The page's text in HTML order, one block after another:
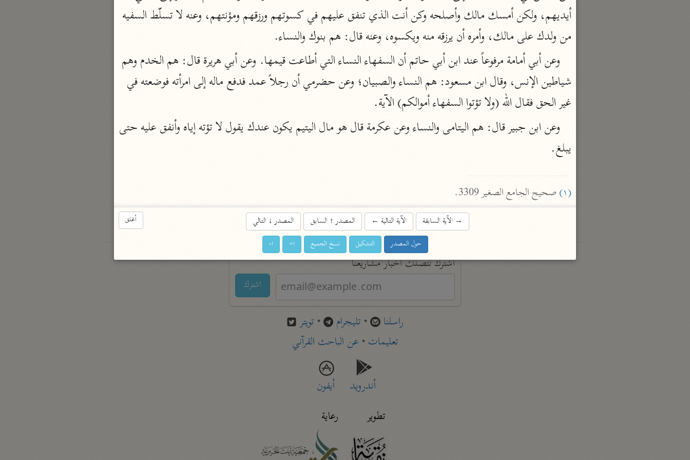
السمرقندي (٣٧٣ هـ)
نحو ٥ مجلدات
الكشف والبيان
الثعلبي (٤٢٧ هـ)
نحو ٨ مجلدات
الزمخشري (٥٣٨ هـ)
نحو ٨ مجلدات
الدر المنثور
جلال الدين السيوطي (٩١١ هـ)
تفسير القرآن العظيم مسندًا
ابن أبي حاتم الرازي (٣٢٧ هـ)
نحو ١٠ مجلدات
مقاتل بن سليمان (١٥٠ هـ)
اشترك لتصلك أخبار مشاريعنا
اشترك
راسلنا • تليجرام • تويتر
تعليمات• عن الباحث القرآني
أندرويد
أيفون
تطوير
رعاية
من ولدك على مالك، وأمره أن يرزقه منه ويكسوه، وعنه قال: هم بنوك والنساء.
غير الحق فقال الله (ولا تؤتوا السفهاء أموالكم) الآية.
يبلغ.
(١) صحيح الجامع الصغير 3309.
أغلق →الآية السابقة الآية التالية ← المصدر↑السابق المصدر↓التالي
حول المصدر التشكيل نسخ الجميع ا+ ا-